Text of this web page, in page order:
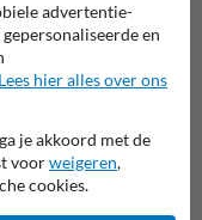
advertentie-
en
Lees hier alles over ons
je akkoord met de
voorweigeren,
cookies.